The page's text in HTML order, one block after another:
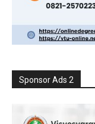
Sponsor Ads 2